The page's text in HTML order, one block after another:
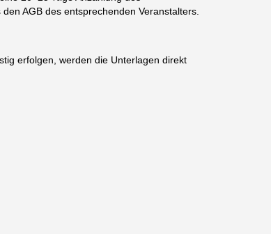
AGB des entsprechenden Veranstalters.
erfolgen, werden die Unterlagen direkt